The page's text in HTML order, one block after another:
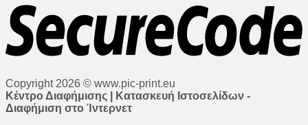
Copyright 2026 © www.pic-print.eu
Κέντρο Διαφήμισης | Κατασκευή Ιστοσελίδων -
Διαφήμιση στο Ίντερνετ